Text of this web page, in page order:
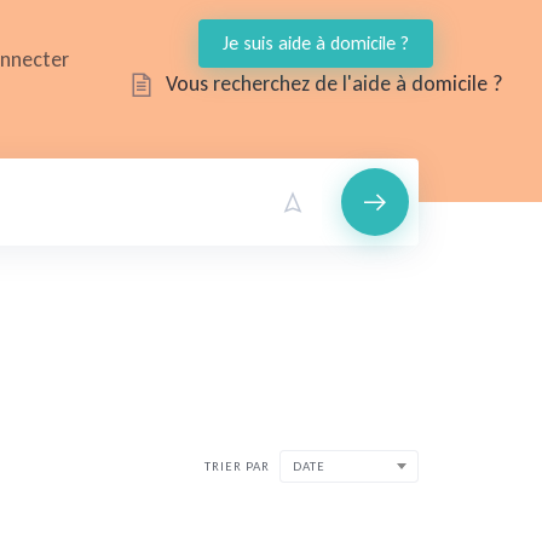
Je suis aide à domicile ?
Vous recherchez de l'aide à domicile ?
TRIER PAR DATE